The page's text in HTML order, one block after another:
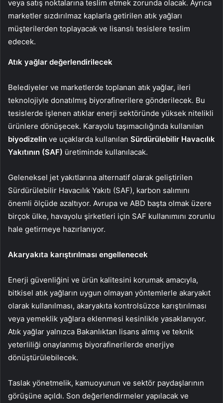
veya satış noktalarına teslim etmek zorunda olacak. Ayrıca
marketler sızdırılmaz kaplarla getirilen atık yağları
müşterilerden toplayacak ve lisanslı tesislere teslim
edecek.
Atık yağlar değerlendirilecek
Belediyeler ve marketlerde toplanan atık yağlar, ileri
teknolojiyle donatılmış biyorafinerilere gönderilecek. Bu
tesislerde işlenen atıklar enerji sektöründe yüksek nitelikli
ürünlere dönüşecek. Karayolu taşımacılığında kullanılan
biyodizelin ve uçaklarda kullanılan Sürdürülebilir Havacılık
Yakıtının (SAF) üretiminde kullanılacak.
Geleneksel jet yakıtlarına alternatif olarak geliştirilen
Sürdürülebilir Havacılık Yakıtı (SAF), karbon salımını
önemli ölçüde azaltıyor. Avrupa ve ABD başta olmak üzere
birçok ülke, havayolu şirketleri için SAF kullanımını zorunlu
hale getirmeye hazırlanıyor.
Akaryakıta karıştırılması engellenecek
Enerji güvenliğini ve ürün kalitesini korumak amacıyla,
bitkisel atık yağların uygun olmayan yöntemlerle akaryakıt
olarak kullanılması, akaryakıta kontrolsüzce karıştırılması
veya yemeklik yağlara eklenmesi kesinlikle yasaklanıyor.
Atık yağlar yalnızca Bakanlıktan lisans almış ve teknik
yeterliliği onaylanmış biyorafinerilerde enerjiye
dönüştürülebilecek.
Taslak yönetmelik, kamuoyunun ve sektör paydaşlarının
görüşüne açıldı. Son değerlendirmeler yapılacak ve